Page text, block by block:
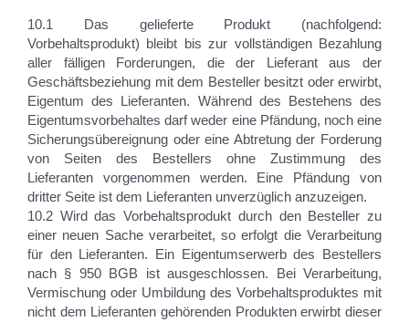
10.1 Das gelieferte Produkt (nachfolgend:
Vorbehaltsprodukt) bleibt bis zur vollständigen Bezahlung
aller fälligen Forderungen, die der Lieferant aus der
Geschäftsbeziehung mit dem Besteller besitzt oder erwirbt,
Eigentum des Lieferanten. Während des Bestehens des
Eigentumsvorbehaltes darf weder eine Pfändung, noch eine
Sicherungsübereignung oder eine Abtretung der Forderung
von Seiten des Bestellers ohne Zustimmung des
Lieferanten vorgenommen werden. Eine Pfändung von
dritter Seite ist dem Lieferanten unverzüglich anzuzeigen.
10.2 Wird das Vorbehaltsprodukt durch den Besteller zu
einer neuen Sache verarbeitet, so erfolgt die Verarbeitung
für den Lieferanten. Ein Eigentumserwerb des Bestellers
nach § 950 BGB ist ausgeschlossen. Bei Verarbeitung,
Vermischung oder Umbildung des Vorbehaltsproduktes mit
nicht dem Lieferanten gehörenden Produkten erwirbt dieser